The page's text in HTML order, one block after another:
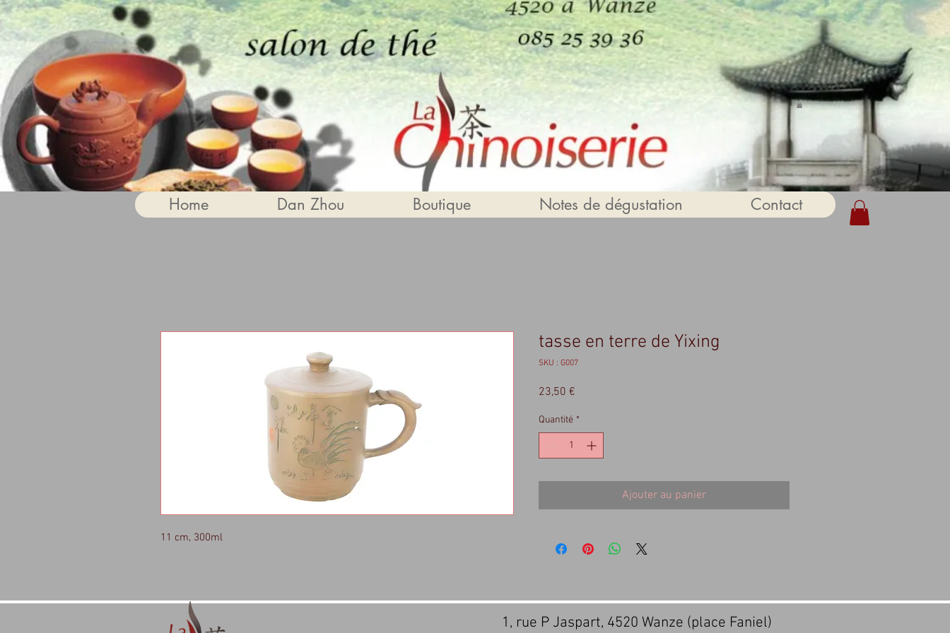
Home Dan Zhou Boutique Notes de dégustation Contact
11 cm, 300ml
tasse en terre de Yixing
SKU : G007
23,50 €
Quantité *
Ajouter au panier
1, rue P Jaspart, 4520 Wanze (place Faniel)